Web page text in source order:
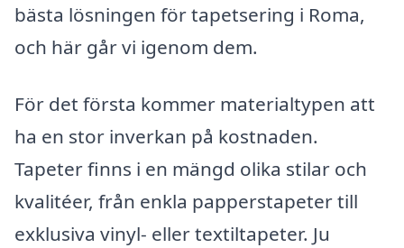
bästa lösningen för tapetsering i Roma,
och här går vi igenom dem.
För det första kommer materialtypen att
ha en stor inverkan på kostnaden.
Tapeter finns i en mängd olika stilar och
kvalitéer, från enkla papperstapeter till
exklusiva vinyl- eller textiltapeter. Ju